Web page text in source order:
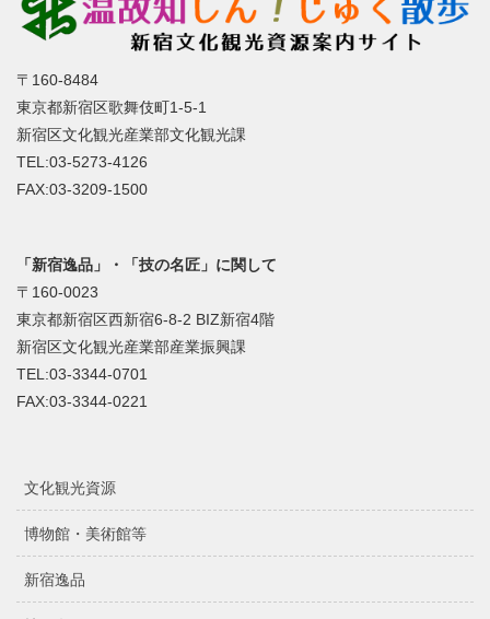
〒160-8484
東京都新宿区歌舞伎町1-5-1
新宿区文化観光産業部文化観光課
TEL:03-5273-4126
FAX:03-3209-1500
「新宿逸品」・「技の名匠」に関して
〒160-0023
東京都新宿区西新宿6-8-2 BIZ新宿4階
新宿区文化観光産業部産業振興課
TEL:03-3344-0701
FAX:03-3344-0221
文化観光資源
博物館・美術館等
新宿逸品